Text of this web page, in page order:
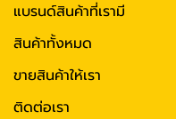
แบรนด์สินค้าที่เรามี
สินค้าทั้งหมด
ขายสินค้าให้เรา
ติดต่อเรา